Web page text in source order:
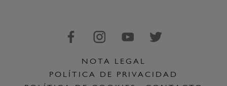
NOTA LEGAL
POLÍTICA DE PRIVACIDAD